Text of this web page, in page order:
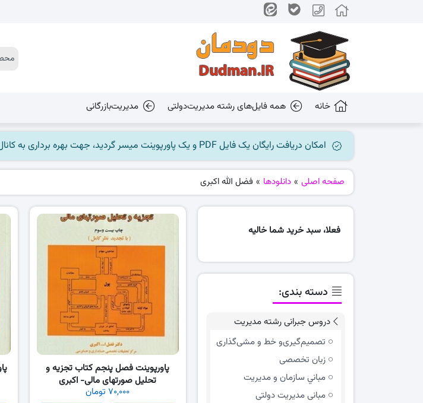
خانه همه فایل‌های رشته مدیریت‌دولتی مدیریت‌بازرگانی
امکان دریافت رایگان یک فایل PDF و یک پاورپوینت میسر گردید، جهت بهره برداری به کانال ما در پیام رسان بله مراجعه کنید @dudman_ir
صفحه اصلی » دانلودها » فضل الله اکبری
پاورپوینت فصل پنجم کتاب تجزیه و
تحلیل صورتهای مالی- اکبری
۷۰,۰۰۰ تومان
فعلا، سبد خرید شما خالیه
دسته بندی:
دروس جبرانی رشته مدیریت
تصمیم‌گیری‌و خط و مشی‌گذاری
زبان تخصصی
مباني سازمان و مديريت
مبانی مدیریت دولتی